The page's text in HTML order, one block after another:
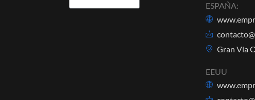
ESPAÑA:
Gran Vía
EEUU